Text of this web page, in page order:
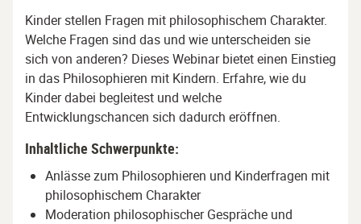
Kinder stellen Fragen mit philosophischem Charakter.
Welche Fragen sind das und wie unterscheiden sie
sich von anderen? Dieses Webinar bietet einen Einstieg
in das Philosophieren mit Kindern. Erfahre, wie du
Kinder dabei begleitest und welche
Entwicklungschancen sich dadurch eröffnen.
Inhaltliche Schwerpunkte:
Anlässe zum Philosophieren und Kinderfragen mit
philosophischem Charakter
Moderation philosophischer Gespräche und